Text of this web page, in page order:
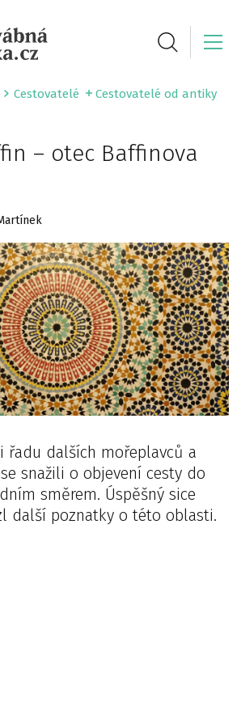
Cestovatelé
Cestovatelé od antiky
– otec Baffinova
řadu dalších mořeplavců a
snažili o objevení cesty do
směrem. Úspěšný sice
další poznatky o této oblasti.